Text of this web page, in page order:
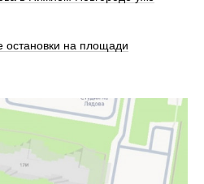
остановки на площади